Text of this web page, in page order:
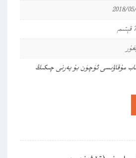
2018/
مۇقاۋىسى ئۈچۈن بۇ يەرنى چىكىڭ